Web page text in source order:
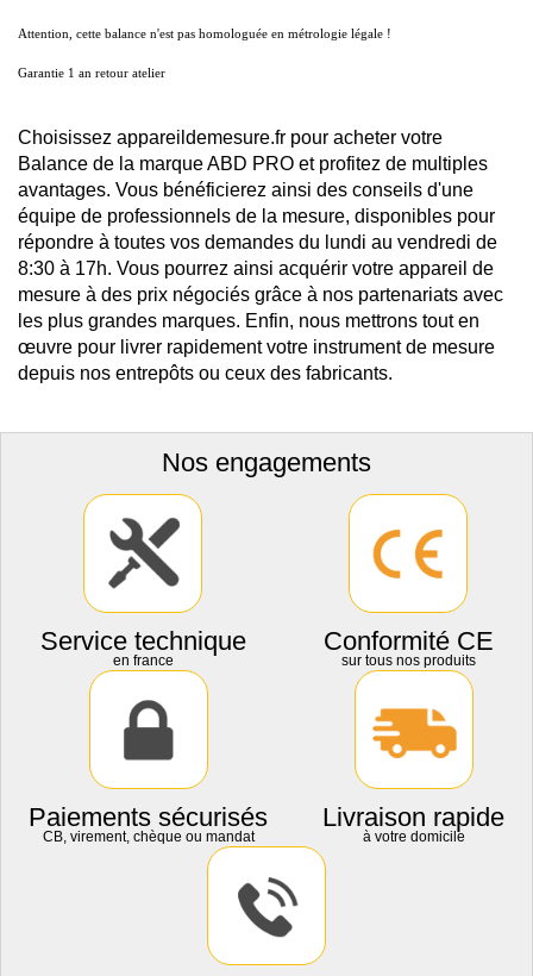
Attention, cette balance n'est pas homologuée en métrologie légale !
Garantie 1 an retour atelier
Choisissez appareildemesure.fr pour acheter votre
Balance de la marque ABD PRO et profitez de multiples
avantages. Vous bénéficierez ainsi des conseils d'une
équipe de professionnels de la mesure, disponibles pour
répondre à toutes vos demandes du lundi au vendredi de
8:30 à 17h. Vous pourrez ainsi acquérir votre appareil de
mesure à des prix négociés grâce à nos partenariats avec
les plus grandes marques. Enfin, nous mettrons tout en
œuvre pour livrer rapidement votre instrument de mesure
depuis nos entrepôts ou ceux des fabricants.
Nos engagements
Service technique
en france
Conformité CE
sur tous nos produits
Paiements sécurisés
CB, virement, chèque ou mandat
Livraison rapide
à votre domicile